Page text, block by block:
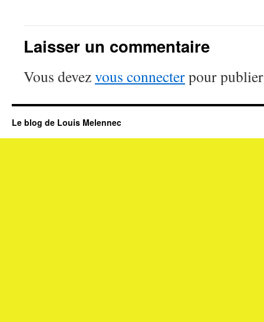
Laisser un commentaire
Vous devezvous connecterpour
Le blog de Louis Melennec